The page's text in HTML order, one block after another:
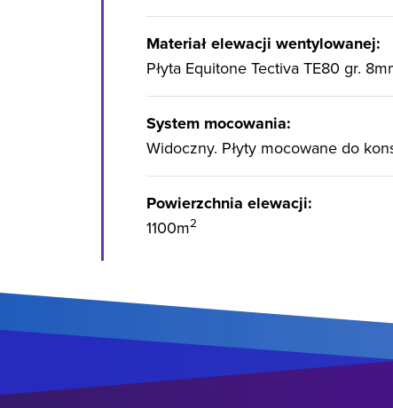
Materiał elewacji wentylowanej:
Płyta Equitone Tectiva TE80 gr.
System mocowania:
Widoczny. Płyty mocowane do
Powierzchnia elewacji:
1100m2